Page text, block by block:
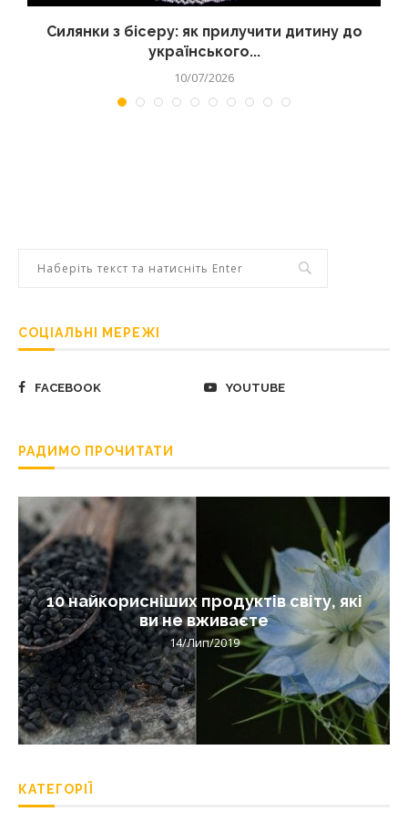
Силянки з бісеру: як прилучити дитину до
українського...
10/07/2026
СОЦІАЛЬНІ МЕРЕЖІ
FACEBOOK YOUTUBE
РАДИМО ПРОЧИТАТИ
10 найкорисніших продуктів світу, які
ви не вживаєте
14/Лип/2019
КАТЕГОРІЇ